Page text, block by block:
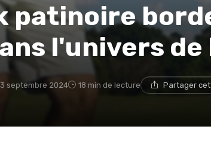
patinoire
l'univers de
3 septembre 2024 18 min de lecture Partager